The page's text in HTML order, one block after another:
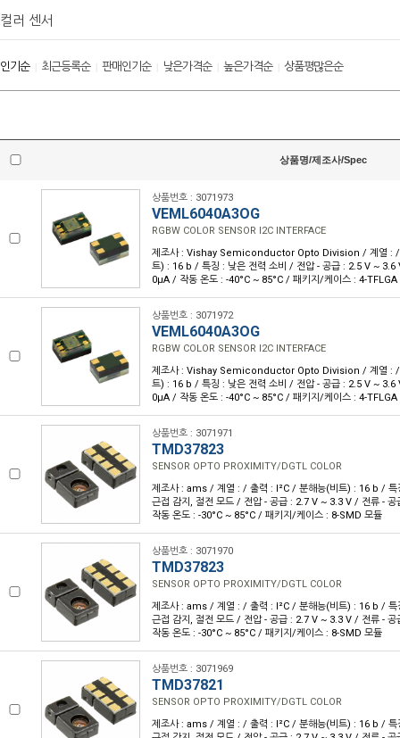
컬러 센서
인기순| 최근등록순| 판매인기순| 낮은가격순| 높은가격순| 상품평많은순
상품명/제조사/Spec
상품번호 : 3071973
VEML6040A3OG
RGBW COLOR SENSOR I2C INTERFACE
제조사 : Vishay Semiconductor Opto Division / 계열 : /
트) : 16 b / 특징 : 낮은 전력 소비 / 전압 - 공급 : 2.5 V ~ 3.6
0µA / 작동 온도 : -40°C ~ 85°C / 패키지/케이스 : 4-TFLGA
상품번호 : 3071972
VEML6040A3OG
RGBW COLOR SENSOR I2C INTERFACE
제조사 : Vishay Semiconductor Opto Division / 계열 : /
트) : 16 b / 특징 : 낮은 전력 소비 / 전압 - 공급 : 2.5 V ~ 3.6
0µA / 작동 온도 : -40°C ~ 85°C / 패키지/케이스 : 4-TFLGA
상품번호 : 3071971
TMD37823
SENSOR OPTO PROXIMITY/DGTL COLOR
제조사 : ams / 계열 : / 출력 : I²C / 분해능(비트) : 16 b / 특
근접 감지, 절전 모드 / 전압 - 공급 : 2.7 V ~ 3.3 V / 전류 -
작동 온도 : -30°C ~ 85°C / 패키지/케이스 : 8-SMD 모듈
상품번호 : 3071970
TMD37823
SENSOR OPTO PROXIMITY/DGTL COLOR
제조사 : ams / 계열 : / 출력 : I²C / 분해능(비트) : 16 b / 특
근접 감지, 절전 모드 / 전압 - 공급 : 2.7 V ~ 3.3 V / 전류 -
작동 온도 : -30°C ~ 85°C / 패키지/케이스 : 8-SMD 모듈
상품번호 : 3071969
TMD37821
SENSOR OPTO PROXIMITY/DGTL COLOR
제조사 : ams / 계열 : / 출력 : I²C / 분해능(비트) : 16 b / 특